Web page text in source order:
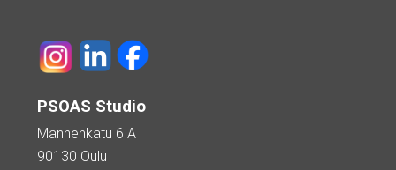
PSOAS Studio
Mannenkatu 6 A
90130 Oulu